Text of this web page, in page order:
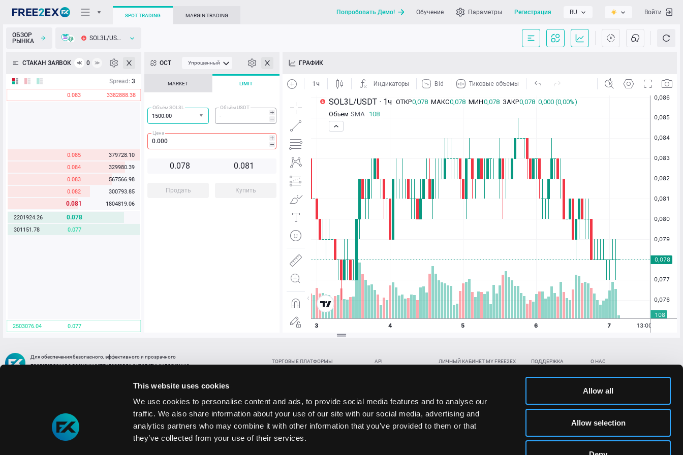
This website uses cookies
We use cookies to personalise content and ads, to provide social media features and to analyse our
traffic. We also share information about your use of our site with our social media, advertising and
analytics partners who may combine it with other information that you’ve provided to them or that
they’ve collected from your use of their services.
Allow all
Allow selection
Heatmap Отправить запрос / Написать нам
База знаний
SPOT TRADING MARGIN TRADING Попробовать Демо! Обучение Параметры Регистрация RU Войти
ОБЗОР
РЫНКА
SOL3L/USDT
СТАКАН ЗАЯВОК ≪ 0 ≫
Spread: 3
0.083 3382888.38
0.085
379728.10
0.084
329980.39
0.083
567566.98
0.082
300793.85
0.081 1804819.06
0.078
2201924.26
0.077
301151.78
0.077
2503076.04
ОСТ Упрощенный
MARKET LIMIT
Объём SOL3L Объём USDT
Цена
0.078 0.081
Продать Купить
ГРАФИК
ТОРГОВЫЕ ПЛАТФОРМЫ
Приложение TickTrader для iOS
API
FIX API
ЛИЧНЫЙ КАБИНЕТ MY FREE2EX
Партнерская ссылка
Восстановить пароль/ПИН-код
ПОДДЕРЖКА
О НАС
Политика конфиденциальности
Раскрытие рисков
Для обеспечения безопасного, эффективного и прозрачного
представления о возможностях торговли с кредитным плечом на
платформе являются цифровыми токенами, представляющими
Информация о рисках
1. Деятельность, связанная со сделками (операциями) с токенами связана
с высоким уровнем риска полной потери денежных средств и иных объектов гражданских прав (инвестиций), переданных в обмен на токены (в том числе в результате волатильности стоимости токенов;
технических сбоев (ошибок); совершения противоправных действий, включая хищение).